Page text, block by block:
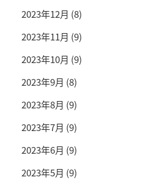
2023年12月 (8)
2023年11月 (9)
2023年10月 (9)
2023年9月 (8)
2023年8月 (9)
2023年7月 (9)
2023年6月 (9)
2023年5月 (9)